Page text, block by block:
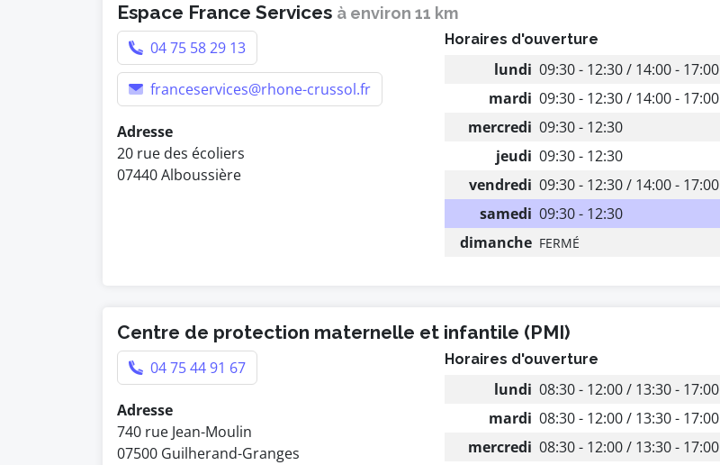
Espace France Services à environ 11 km
04 75 58 29 13
franceservices@rhone-crussol.fr
Adresse
20 rue des écoliers
07440 Alboussière
Horaires d'ouverture
lundi 09:30 - 12:30 / 14:00 - 17:00
mardi 09:30 - 12:30 / 14:00 - 17:00
mercredi 09:30 - 12:30
jeudi 09:30 - 12:30
vendredi 09:30 - 12:30 / 14:00 - 17:00
samedi 09:30 - 12:30
dimanche FERMÉ
Centre de protection maternelle et infantile (PMI)
04 75 44 91 67
Adresse
740 rue Jean-Moulin
07500 Guilherand-Granges
Horaires d'ouverture
lundi 08:30 - 12:00 / 13:30 - 17:00
mardi 08:30 - 12:00 / 13:30 - 17:00
mercredi 08:30 - 12:00 / 13:30 - 17:00